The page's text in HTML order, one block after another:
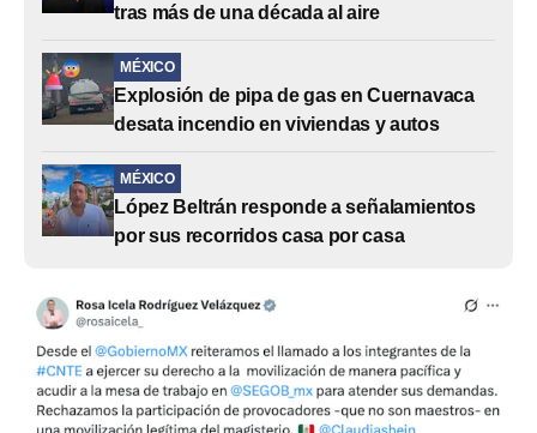
tras más de una década al aire
MÉXICO
Explosión de pipa de gas en Cuernavaca
desata incendio en viviendas y autos
MÉXICO
López Beltrán responde a señalamientos
por sus recorridos casa por casa